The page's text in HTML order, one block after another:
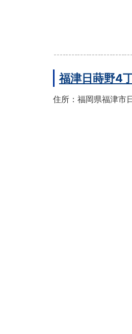
福津日蒔野4
住所：福岡県福津市